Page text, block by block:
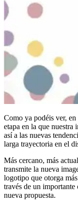
Como ya podéis ver,
etapa en la que nuestra
así a las nuevas
larga trayectoria en el
Más cercano, más
transmite la nueva
logotipo que otorga
través de un
nueva propuesta.